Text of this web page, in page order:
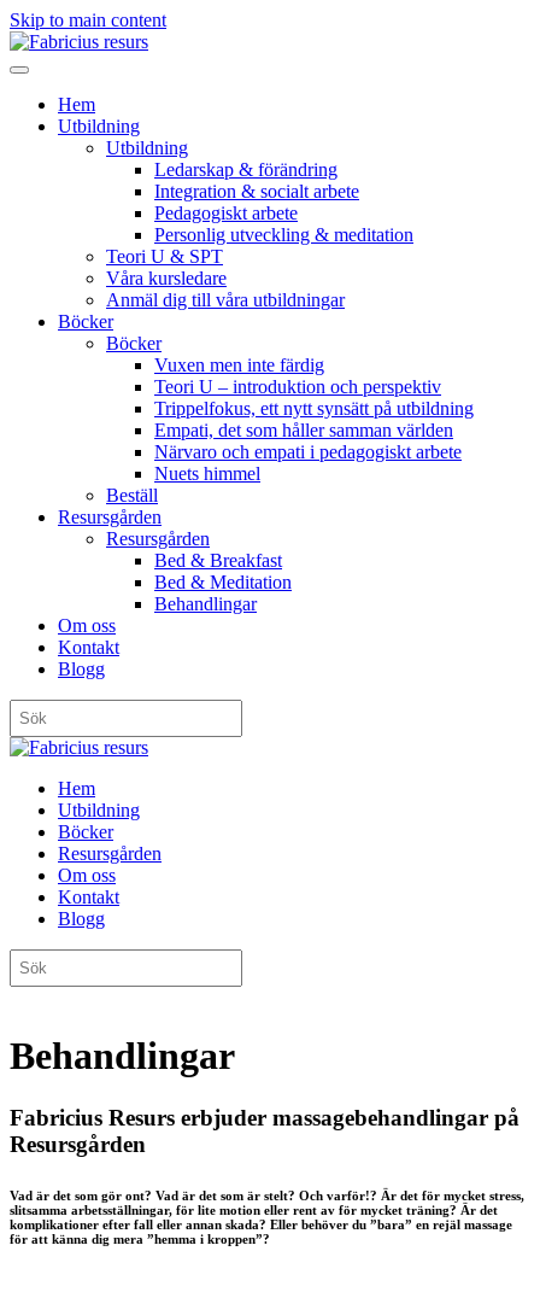
Skip to main content
Hem
Utbildning
Utbildning
Ledarskap & förändring
Integration & socialt arbete
Pedagogiskt arbete
Personlig utveckling & meditation
Teori U & SPT
Våra kursledare
Anmäl dig till våra utbildningar
Böcker
Böcker
Vuxen men inte färdig
Teori U – introduktion och perspektiv
Trippelfokus, ett nytt synsätt på utbildning
Empati, det som håller samman världen
Närvaro och empati i pedagogiskt arbete
Nuets himmel
Beställ
Resursgården
Resursgården
Bed & Breakfast
Bed & Meditation
Behandlingar
Om oss
Kontakt
Blogg
Hem
Utbildning
Böcker
Resursgården
Om oss
Kontakt
Blogg
Behandlingar
Fabricius Resurs erbjuder massagebehandlingar på
Resursgården
Vad är det som gör ont? Vad är det som är stelt? Och varför!? Är det för mycket stress,
slitsamma arbetsställningar, för lite motion eller rent av för mycket träning? Är det
komplikationer efter fall eller annan skada? Eller behöver du ”bara” en rejäl massage
för att känna dig mera ”hemma i kroppen”?